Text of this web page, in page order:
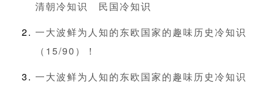
清朝冷知识
民国冷知识
一大波鲜为人知的东欧国家的趣味历史冷知识
（15/90）！
一大波鲜为人知的东欧国家的趣味历史冷知识